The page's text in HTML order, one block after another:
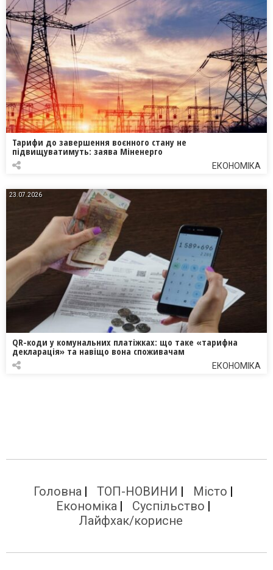
Тарифи до завершення воєнного стану не
підвищуватимуть: заява Міненерго
ЕКОНОМІКА
23.07.2026
QR-коди у комунальних платіжках: що таке «тарифна
декларація» та навіщо вона споживачам
ЕКОНОМІКА
Головна ТОП-НОВИНИ
Місто
Економіка
Суспільство
Лайфхак/корисне